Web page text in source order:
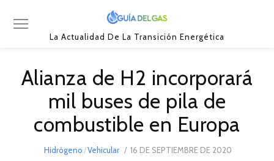
La Actualidad De La Transición Energética
Alianza de H2 incorporará
mil buses de pila de
combustible en Europa
Hidrógeno /Vehicular
POSTED
16 DE SEPTIEMBRE DE 2020